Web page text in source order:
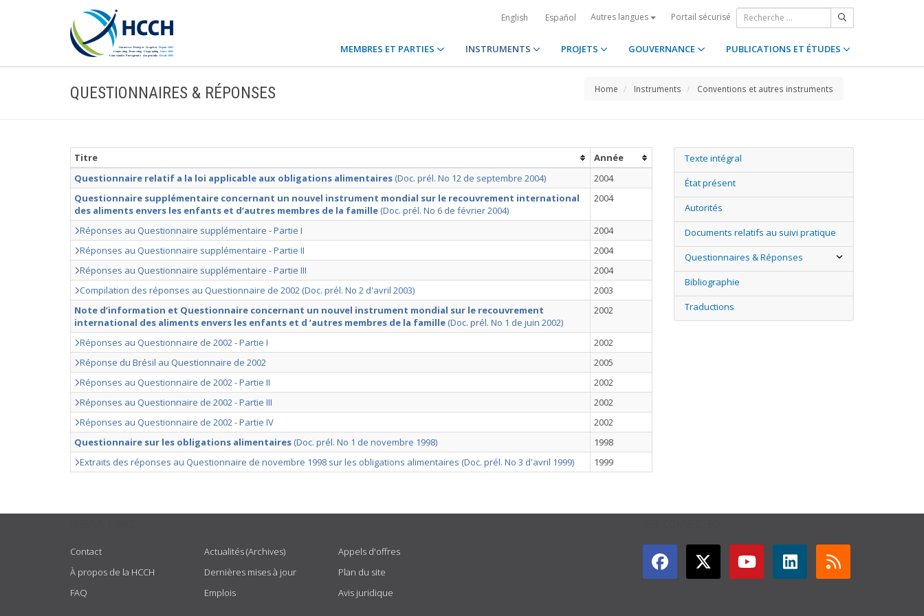
English Español Autres langues Portail sécurisé
MEMBRES ET PARTIES INSTRUMENTS PROJETS GOUVERNANCE PUBLICATIONS ET ÉTUDES
QUESTIONNAIRES & RÉPONSES Home Instruments Conventions et autres instruments
Titre
Année
Questionnaire relatif a la loi applicable aux obligations alimentaires (Doc. prél. No 12 de septembre 2004)
2004
Questionnaire supplémentaire concernant un nouvel instrument mondial sur le recouvrement international
des aliments envers les enfants et d’autres membres de la famille (Doc. prél. No 6 de février 2004)
2004
Réponses au Questionnaire supplémentaire - Partie I
2004
Réponses au Questionnaire supplémentaire - Partie II
2004
Réponses au Questionnaire supplémentaire - Partie III
2004
Compilation des réponses au Questionnaire de 2002 (Doc. prél. No 2 d'avril 2003)
2003
Note d’information et Questionnaire concernant un nouvel instrument mondial sur le recouvrement
international des aliments envers les enfants et d ’autres membres de la famille (Doc. prél. No 1 de juin 2002)
2002
Réponses au Questionnaire de 2002 - Partie I
2002
Réponse du Brésil au Questionnaire de 2002
2005
Réponses au Questionnaire de 2002 - Partie II
2002
Réponses au Questionnaire de 2002 - Partie III
2002
Réponses au Questionnaire de 2002 - Partie IV
2002
Questionnaire sur les obligations alimentaires (Doc. prél. No 1 de novembre 1998)
1998
Extraits des réponses au Questionnaire de novembre 1998 sur les obligations alimentaires (Doc. prél. No 3 d'avril 1999)
1999
Texte intégral
État présent
Autorités
Documents relatifs au suivi pratique
Questionnaires & Réponses
Bibliographie
Traductions
Contact
À propos de la HCCH
FAQ
Actualités (Archives)
Dernières mises à jour
Emplois
Appels d'offres
Plan du site
Avis juridique